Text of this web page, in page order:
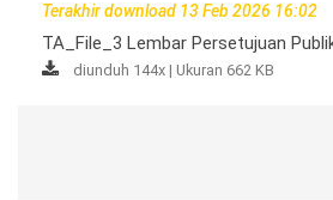
Terakhir download 13 Feb 2026 16:02
TA_File_3 Lembar Persetujuan
diunduh 144x | Ukuran 662 KB